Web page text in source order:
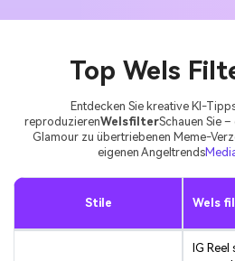
Top Wels
Entdecken Sie kreative KI-
reproduzierenWelsfilterSchauen Sie
Glamour zu übertriebenen Meme-
eigenen Angeltrends
Stile Wels
IG